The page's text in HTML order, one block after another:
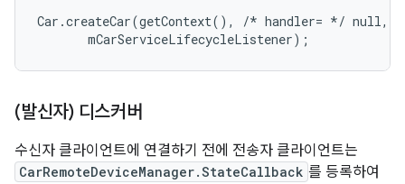
Car.createCar(getContext(), /* handler= */ null,
(발신자) 디스커버
수신자 클라이언트에 연결하기 전에 전송자 클라이언트는
CarRemoteDeviceManager.StateCallback 를 등록하여